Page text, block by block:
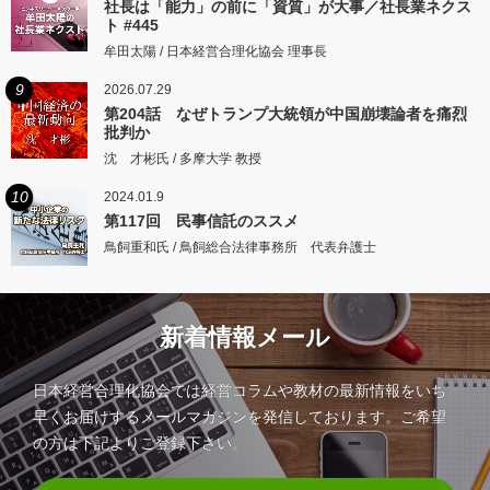
社長は「能力」の前に「資質」が大事／社長業ネクス
ト #445
牟田太陽 / 日本経営合理化協会 理事長
9 2026.07.29
第204話 なぜトランプ大統領が中国崩壊論者を痛烈
批判か
沈 才彬氏 / 多摩大学 教授
10 2024.01.9
第117回 民事信託のススメ
鳥飼重和氏 / 鳥飼総合法律事務所 代表弁護士
新着情報メール
日本経営合理化協会では経営コラムや教材の最新情報をいち
早くお届けするメールマガジンを発信しております。ご希望
の方は下記よりご登録下さい。